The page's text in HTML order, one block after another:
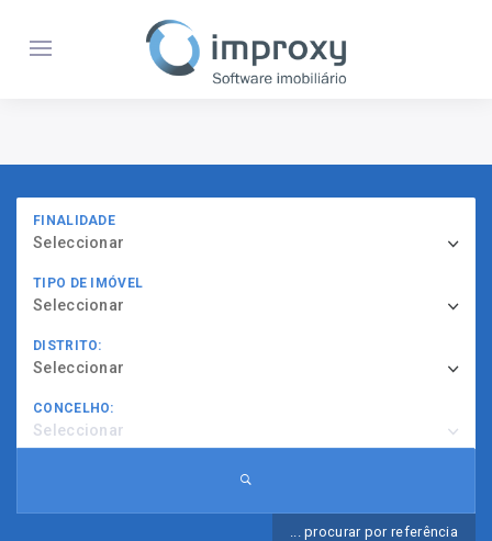
FINALIDADE
Seleccionar
TIPO DE IMÓVEL
Seleccionar
DISTRITO:
Seleccionar
CONCELHO:
Seleccionar
... procurar por referência